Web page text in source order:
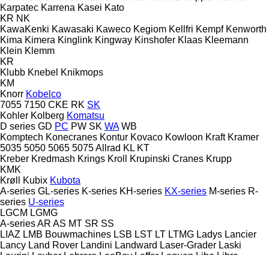
Karpatec Karrena Kasei Kato
KR NK
KawaKenki Kawasaki Kaweco Kegiom Kellfri Kempf Kenworth
Kima Kimera Kinglink Kingway Kinshofer Klaas Kleemann
Klein Klemm
KR
Klubb Knebel Knikmops
KM
Knorr Kobelco
7055 7150 CKE RK SK
Kohler Kolberg Komatsu
D series GD PC PW SK WA WB
Komptech Konecranes Kontur Kovaco Kowloon Kraft Kramer
5035 5050 5065 5075Allrad KL KT
Kreber Kredmash Krings Kroll Krupinski Cranes Krupp
KMK
Krøll
Kubix Kubota
A-series GL-series K-series KH-series KX-series M-series R-
series U-series
LGCM LGMG
A-seriesAR AS MT SR SS
LIAZ LMB Bouwmachines LSB LST LT LTMG Ladys Lancier
Lancy Land Rover Landini Landward Laser-Grader Laski